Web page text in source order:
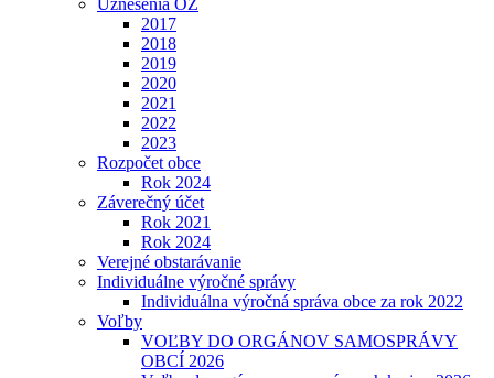
Uznesenia OZ
2017
2018
2019
2020
2021
2022
2023
Rozpočet obce
Rok 2024
Záverečný účet
Rok 2021
Rok 2024
Verejné obstarávanie
Individuálne výročné správy
Individuálna výročná správa obce za rok 2022
Voľby
VOĽBY DO ORGÁNOV SAMOSPRÁVY
OBCÍ 2026